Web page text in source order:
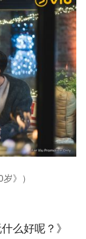
》）
么好呢？》